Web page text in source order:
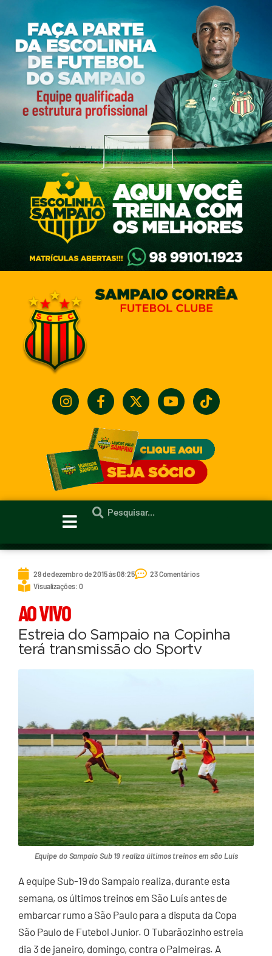
29 de dezembro de 2015 às 08:25
23 Comentários
Visualizações: 0
AO VIVO
Estreia do Sampaio na Copinha
terá transmissão do Sportv
Equipe do Sampaio Sub 19 realiza últimos treinos em são Luís
A equipe Sub-19 do Sampaio realiza, durante esta
semana, os últimos treinos em São Luís antes de
embarcar rumo a São Paulo para a disputa da Copa
São Paulo de Futebol Junior. O Tubarãozinho estreia
dia 3 de janeiro, domingo, contra o Palmeiras. A